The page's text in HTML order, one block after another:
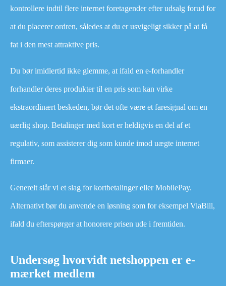
kontrollere indtil flere internet foretagender efter udsalg forud for
at du placerer ordren, således at du er usvigeligt sikker på at få
fat i den mest attraktive pris.
Du bør imidlertid ikke glemme, at ifald en e-forhandler
forhandler deres produkter til en pris som kan virke
ekstraordinært beskeden, bør det ofte være et faresignal om en
uærlig shop. Betalinger med kort er heldigvis en del af et
regulativ, som assisterer dig som kunde imod uægte internet
firmaer.
Generelt slår vi et slag for kortbetalinger eller MobilePay.
Alternativt bør du anvende en løsning som for eksempel ViaBill,
ifald du efterspørger at honorere prisen ude i fremtiden.
Undersøg hvorvidt netshoppen er e-
mærket medlem